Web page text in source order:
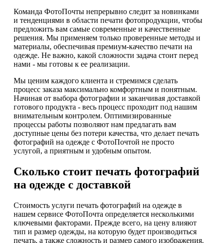
Команда ФотоПочты непрерывно следит за новинками
и тенденциями в области печати фотопродукции, чтобы
предложить вам самые современные и качественные
решения. Мы применяем только проверенные методы и
материалы, обеспечивая премиум-качество печати на
одежде. Не важно, какой сложности задача стоит перед
нами - мы готовы к ее реализации.
Мы ценим каждого клиента и стремимся сделать
процесс заказа максимально комфортным и понятным.
Начиная от выбора фотографии и заканчивая доставкой
готового продукта - весь процесс проходит под нашим
внимательным контролем. Оптимизированные
процессы работы позволяют нам предлагать вам
доступные цены без потери качества, что делает печать
фотографий на одежде с ФотоПочтой не просто
услугой, а приятным и удобным опытом.
Сколько стоит печать фотографий
на одежде с доставкой
Стоимость услуги печать фотографий на одежде в
нашем сервисе ФотоПочта определяется несколькими
ключевыми факторами. Прежде всего, на цену влияют
тип и размер одежды, на которую будет производиться
печать, а также сложность и размер самого изображения.